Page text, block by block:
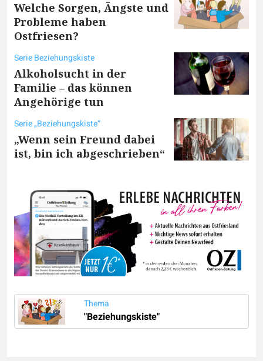
Welche Sorgen, Ängste und
Probleme haben
Ostfriesen?
Serie Beziehungskiste
Alkoholsucht in der
Familie – das können
Angehörige tun
Serie „Beziehungskiste“
„Wenn sein Freund dabei
ist, bin ich abgeschrieben“
Thema
"Beziehungskiste"